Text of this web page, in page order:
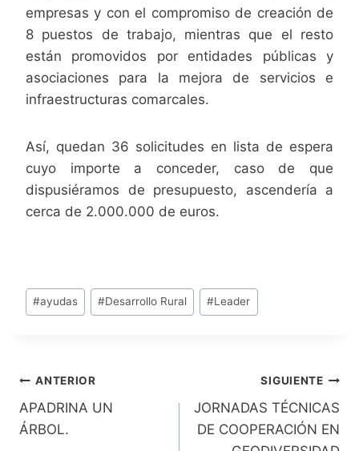
empresas y con el compromiso de creación de
8 puestos de trabajo, mientras que el resto
están promovidos por entidades públicas y
asociaciones para la mejora de servicios e
infraestructuras comarcales.
Así, quedan 36 solicitudes en lista de espera
cuyo importe a conceder, caso de que
dispusiéramos de presupuesto, ascendería a
cerca de 2.000.000 de euros.
Etiquetas
de
#ayudas #Desarrollo Rural #Leader
Navegación
de
ANTERIOR
APADRINA UN
ÁRBOL.
SIGUIENTE
JORNADAS TÉCNICAS
DE COOPERACIÓN EN